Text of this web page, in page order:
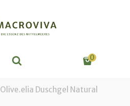
0
Olive.elia Duschgel Natural